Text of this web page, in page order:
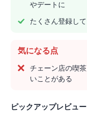
やデートに
たくさん登録し
気になる点
チェーン店の喫
いことがある
ピックアップレビュー